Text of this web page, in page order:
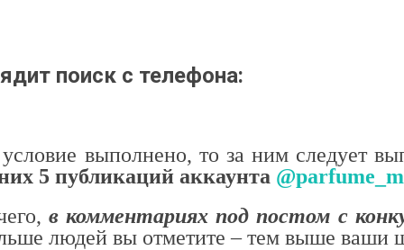
Зранку світить
приходить сильний...
жінок звертають увагу не лише на купальники ,
а...
поиск с телефона:
выполнено, то за ним следует
5 публикаций аккаунта
в комментариях под постом с
людей вы отметите – тем выше ваши